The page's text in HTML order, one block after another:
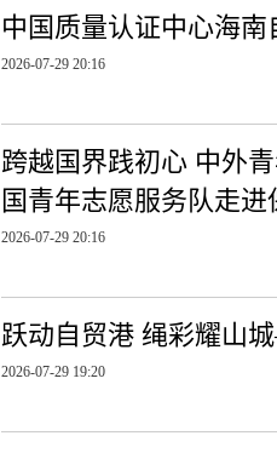
中国质量认证中心海
2026-07-29 20:16
跨越国界践初心 中外
国青年志愿服务队走进
2026-07-29 20:16
跃动自贸港 绳彩耀山
2026-07-29 19:20